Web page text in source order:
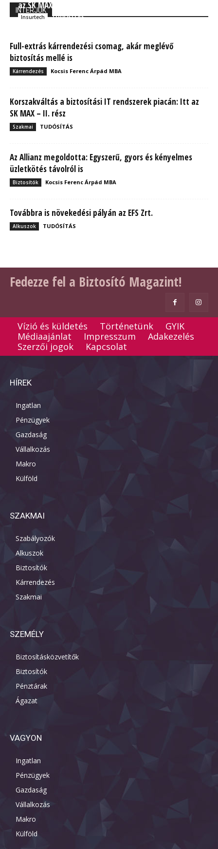
INTERJÚK
az SK MAX – I. rész
Insurtech TUDÓSÍTÁS
Full-extrás kárrendezési csomag, akár meglévő
biztosítás mellé is
Kárrendezés Kocsis Ferenc Árpád MBA
Korszakváltás a biztosítási IT rendszerek piacán: Itt az
SK MAX – II. rész
Szakmai TUDÓSÍTÁS
Az Allianz megoldotta: Egyszerű, gyors és kényelmes
üzletkötés távolról is
Biztosítók Kocsis Ferenc Árpád MBA
Továbbra is növekedési pályán az EFS Zrt.
Alkuszok TUDÓSÍTÁS
Fedezze fel a Biztosító Magazint!
Vízió és küldetés Történetünk
GYIK
Médiaajánlat
Impresszum
Adakezelés
Szerzői jogok
Kapcsolat
HÍREK
Ingatlan
Pénzügyek
Gazdaság
Vállalkozás
Makro
Külföld
SZAKMAI
Szabályozók
Alkuszok
Biztosítók
Kárrendezés
Szakmai
SZEMÉLY
Biztosításközvetítők
Biztosítók
Pénztárak
Ágazat
VAGYON
Ingatlan
Pénzügyek
Gazdaság
Vállalkozás
Makro
Külföld